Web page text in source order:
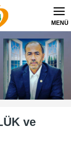
MENÜ
ve